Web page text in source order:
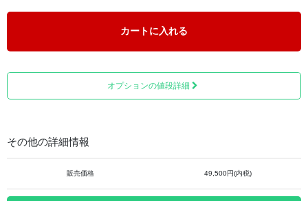
がやわらかいので、ご好評いただいております。
この商品は「完全受注生産」のため、通常はご注文いただ
いた日よりお渡しするまで最低一ヶ月かかる商品ですが、
お届けすることが可能です。
前にご連絡ください）
されることをおススメします。
カートに入れる
オプションの値段詳細
その他の詳細情報
販売価格 49,500円(内税)